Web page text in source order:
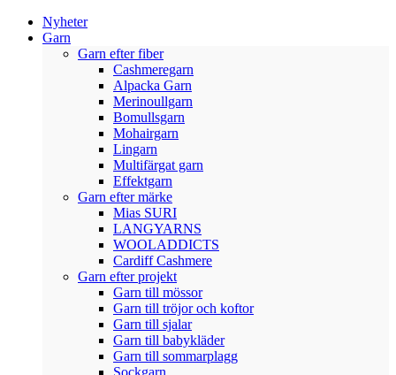
Nyheter
Garn
Garn efter fiber
Cashmeregarn
Alpacka Garn
Merinoullgarn
Bomullsgarn
Mohairgarn
Lingarn
Multifärgat garn
Effektgarn
Garn efter märke
Mias SURI
LANGYARNS
WOOLADDICTS
Cardiff Cashmere
Garn efter projekt
Garn till mössor
Garn till tröjor och koftor
Garn till sjalar
Garn till babykläder
Garn till sommarplagg
Sockgarn